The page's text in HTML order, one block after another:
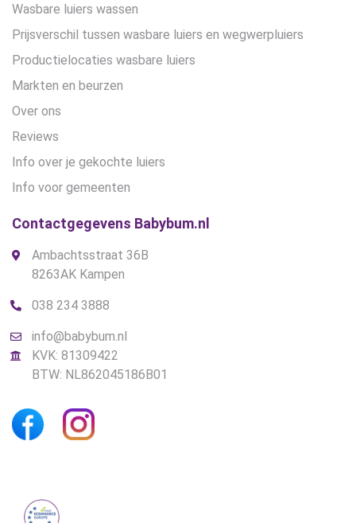
Wasbare luiers wassen
Prijsverschil tussen wasbare luiers en wegwerpluiers
Productielocaties wasbare luiers
Markten en beurzen
Over ons
Reviews
Info over je gekochte luiers
Info voor gemeenten
Contactgegevens Babybum.nl
Ambachtsstraat 36B
8263AK Kampen
038 234 3888
info@babybum.nl
KVK: 81309422
BTW: NL862045186B01